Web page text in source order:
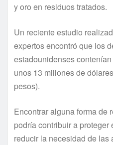
y oro en residuos tratados.
Un reciente estudio
expertos encontró que los
estadounidenses
unos 13 millones de
pesos).
Encontrar alguna forma de
podrí­a contribuir a proteger
reducir la necesidad de las